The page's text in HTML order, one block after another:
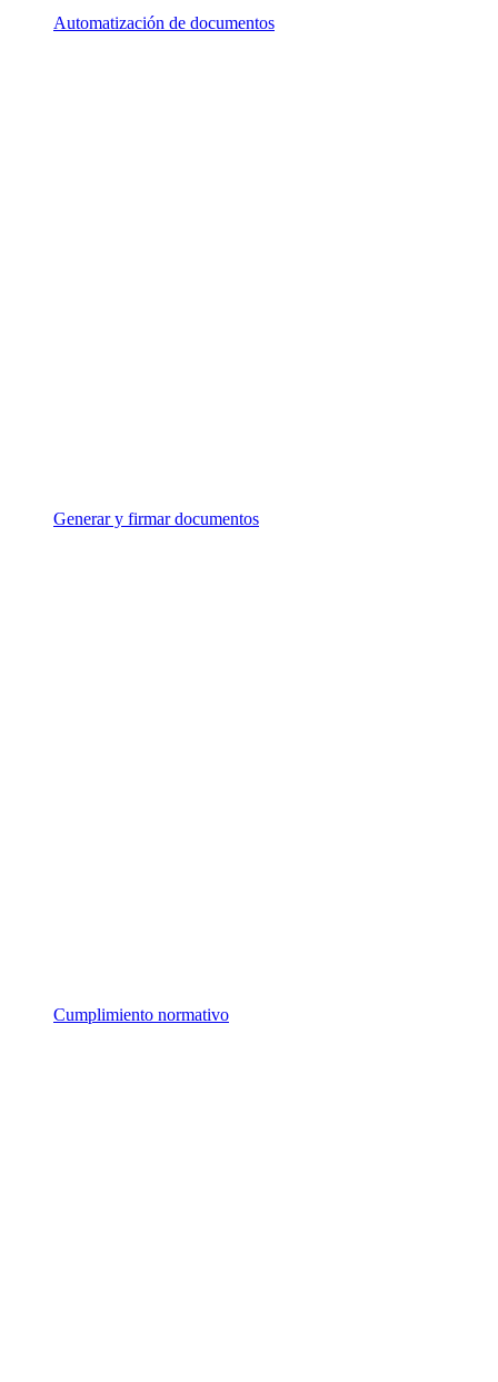
Automatización de documentos
Generar y firmar documentos
Cumplimiento normativo